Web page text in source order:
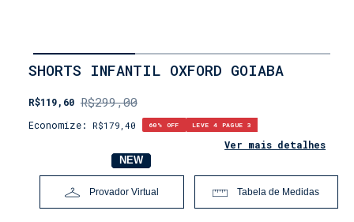
INÍCIO
•
•
4,
SHORTS INFANTIL OXFORD GOIABA
R$119,60 R$299,00
Economize: R$179,40 60 % OFF LEVE 4 PAGUE 3
Ver mais detalhes
Provador Virtual
NOVO
NEW
Tabela de Medidas